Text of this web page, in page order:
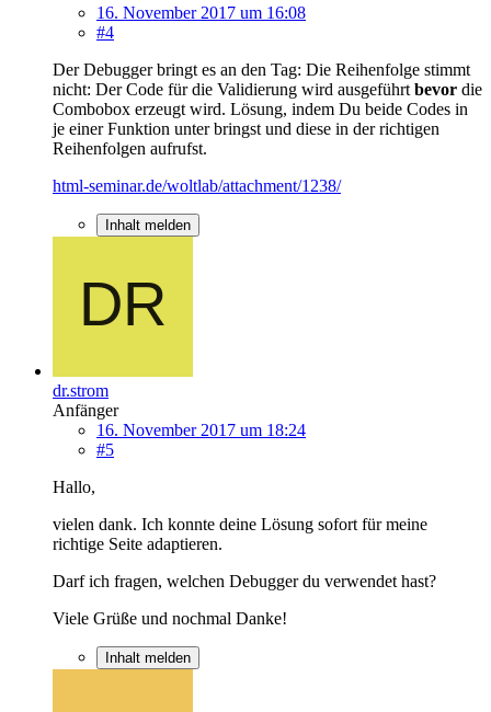
16. November 2017 um 16:08
#4
Der Debugger bringt es an den Tag: Die Reihenfolge stimmt
nicht: Der Code für die Validierung wird ausgeführt bevor die
Combobox erzeugt wird. Lösung, indem Du beide Codes in
je einer Funktion unter bringst und diese in der richtigen
Reihenfolgen aufrufst.
html-seminar.de/woltlab/attachment/1238/
Inhalt melden
dr.strom
Anfänger
16. November 2017 um 18:24
#5
Hallo,
vielen dank. Ich konnte deine Lösung sofort für meine
richtige Seite adaptieren.
Darf ich fragen, welchen Debugger du verwendet hast?
Viele Grüße und nochmal Danke!
Inhalt melden